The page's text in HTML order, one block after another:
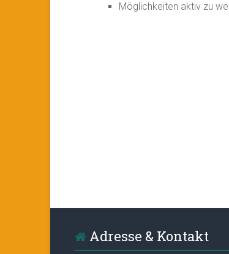
Möglichkeiten aktiv zu
Adresse & Kontakt